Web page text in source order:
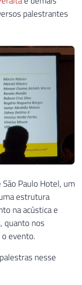
palestrantes
Paulo Hotel, um
estrutura
na acústica e
quanto nos
evento.
nesse